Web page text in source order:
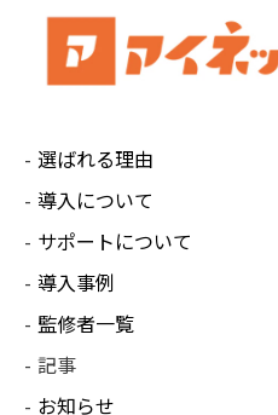
選ばれる理由
導入について
サポートについて
導入事例
監修者一覧
記事
お知らせ